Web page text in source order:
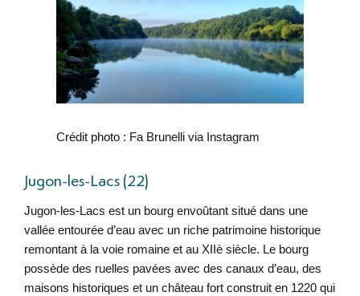
Crédit photo : Fa Brunelli via Instagram
Jugon-les-Lacs (22)
Jugon-les-Lacs est un bourg envoûtant situé dans une
vallée entourée d’eau avec un riche patrimoine historique
remontant à la voie romaine et au XIIè siècle. Le bourg
possède des ruelles pavées avec des canaux d’eau, des
maisons historiques et un château fort construit en 1220 qui